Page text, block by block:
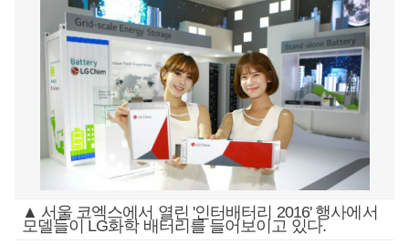
▲ 서울 코엑스에서 열린 '인터배터리 2016' 행사에서
모델들이 LG화학 배터리를 들어보이고 있다.